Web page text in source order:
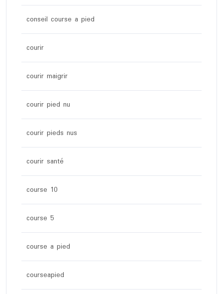
conseil course a pied
courir
courir maigrir
courir pied nu
courir pieds nus
courir santé
course 10
course 5
course a pied
courseapied